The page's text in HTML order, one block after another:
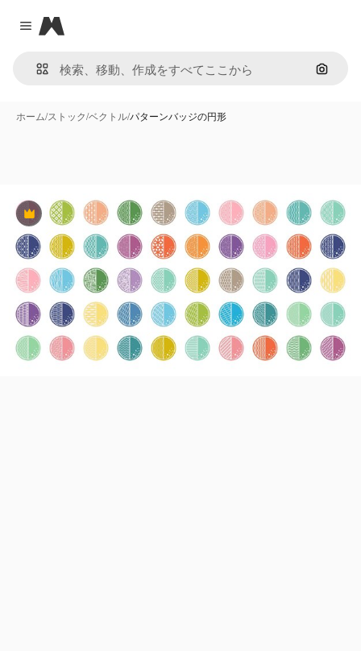
Close menu
Magnific
画像で
ホーム/ストック/ベクトル/パターンバッジの円形
Premium